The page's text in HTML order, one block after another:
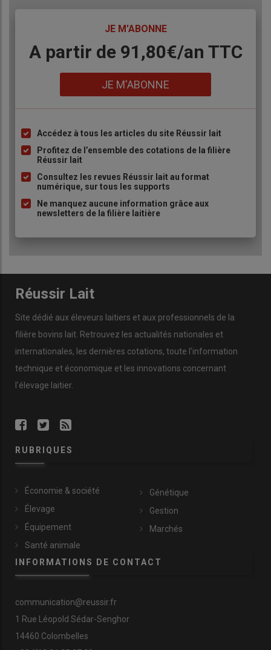
JE M'ABONNE
Body
A partir de 91,80€/an​ TTC
JE M'ABONNE
Liste
à
puce
Accédez à tous les articles du site Réussir lait
Profitez de l’ensemble des cotations de la filière
Réussir lait
Consultez les revues Réussir lait au format
numérique, sur tous les supports
Ne manquez aucune information grâce aux
newsletters de la filière laitière
Réussir Lait
Site dédié aux éleveurs laitiers et aux professionnels de la
filière bovins lait. Retrouvez les actualités nationales et
internationales, les dernières cotations, toute l'information
technique et économique et les innovations concernant
l'élevage laitier.
RUBRIQUES
Économie & société
Élevage
Équipement
Santé animale
Génétique
Gestion
Marchés
INFORMATIONS DE CONTACT
communication@reussir.fr
1 Rue Léopold Sédar-Senghor
14460 Colombelles